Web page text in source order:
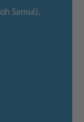
Samui),